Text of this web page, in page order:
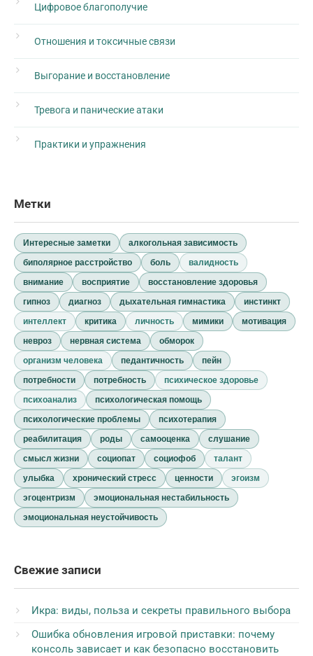
Цифровое благополучие
Отношения и токсичные связи
Выгорание и восстановление
Тревога и панические атаки
Практики и упражнения
Метки
Интересные заметки
алкогольная зависимость
биполярное расстройство
боль
валидность
внимание
восприятие
восстановление здоровья
гипноз
диагноз дыхательная гимнастика
инстинкт
интеллект
критика личность мимики
мотивация
невроз
нервная система
обморок
организм человека
педантичность
пейн
потребности
потребность
психическое здоровье
психоанализ
психологическая помощь
психологические проблемы
психотерапия
реабилитация
роды самооценка
слушание
смысл жизни
социопат социофоб
талант
улыбка
хронический стресс ценности
эгоизм
эгоцентризм
эмоциональная нестабильность
эмоциональная неустойчивость
Свежие записи
Икра: виды, польза и секреты правильного выбора
Ошибка обновления игровой приставки: почему
консоль зависает и как безопасно восстановить